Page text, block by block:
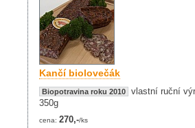
Kančí biolovečák
Biopotravina roku 2010
vlastní ruční
350g
cena: 270,-/ks